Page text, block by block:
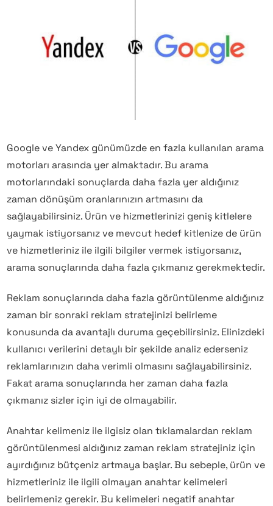
Google ve Yandex günümüzde en fazla kullanılan arama
motorları arasında yer almaktadır. Bu arama
motorlarındaki sonuçlarda daha fazla yer aldığınız
zaman dönüşüm oranlarınızın artmasını da
sağlayabilirsiniz. Ürün ve hizmetlerinizi geniş kitlelere
yaymak istiyorsanız ve mevcut hedef kitlenize de ürün
ve hizmetleriniz ile ilgili bilgiler vermek istiyorsanız,
arama sonuçlarında daha fazla çıkmanız gerekmektedir.
Reklam sonuçlarında daha fazla görüntülenme aldığınız
zaman bir sonraki reklam stratejinizi belirleme
konusunda da avantajlı duruma geçebilirsiniz. Elinizdeki
kullanıcı verilerini detaylı bir şekilde analiz ederseniz
reklamlarınızın daha verimli olmasını sağlayabilirsiniz.
Fakat arama sonuçlarında her zaman daha fazla
çıkmanız sizler için iyi de olmayabilir.
Anahtar kelimeniz ile ilgisiz olan tıklamalardan reklam
görüntülenmesi aldığınız zaman reklam stratejiniz için
ayırdığınız bütçeniz artmaya başlar. Bu sebeple, ürün ve
hizmetleriniz ile ilgili olmayan anahtar kelimeleri
belirlemeniz gerekir. Bu kelimeleri negatif anahtar